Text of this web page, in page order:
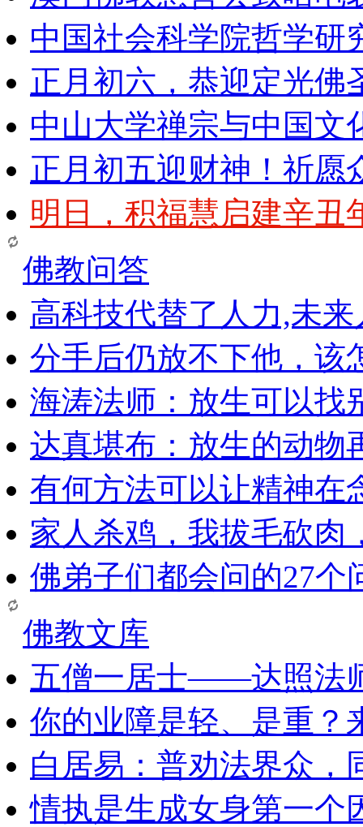
中国社会科学院哲学研
正月初六，恭迎定光佛
中山大学禅宗与中国文
正月初五迎财神！祈愿
明日，积福慧启建辛丑
佛教问答
高科技代替了人力,未
分手后仍放不下他，该
海涛法师：放生可以找
达真堪布：放生的动物
有何方法可以让精神在
家人杀鸡，我拔毛砍肉
佛弟子们都会问的27个
佛教文库
五僧一居士——达照法
你的业障是轻、是重？
白居易：普劝法界众，
情执是生成女身第一个